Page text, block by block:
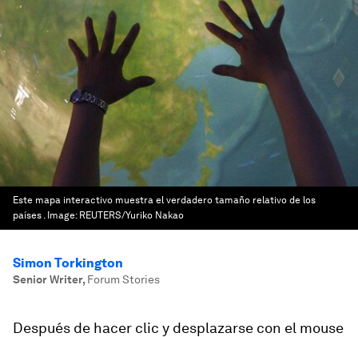
Este mapa interactivo muestra el verdadero tamaño relativo de los
países . Image: REUTERS/Yuriko Nakao
Simon Torkington
Senior Writer, Forum Stories
Después de hacer clic y desplazarse con el mouse